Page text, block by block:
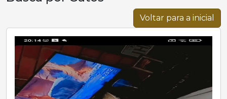
Voltar para a inicial